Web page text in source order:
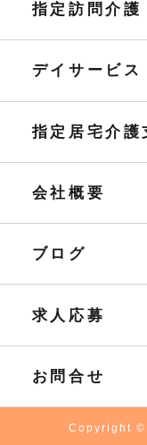
指定訪問介護
デイサービス
指定居宅介護
会社概要
ブログ
求人応募
お問合せ
Copyright